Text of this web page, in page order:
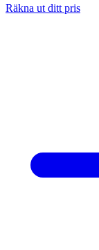
Räkna ut ditt pris